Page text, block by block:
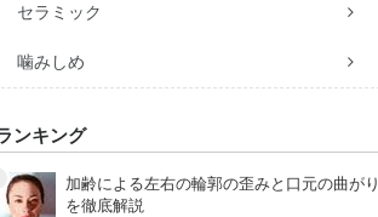
セラミック
噛みしめ
ンキング
加齢による左右の輪郭の歪みと口元の曲がり
を徹底解説